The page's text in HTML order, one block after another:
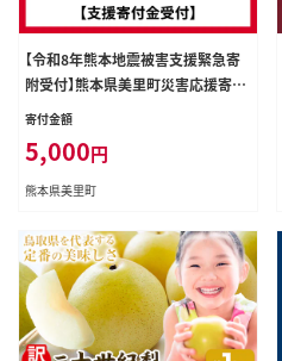
【令和8年熊本地震被害支援緊急寄
附受付】熊本県美里町災害応援寄附
金（返礼品はありません）
寄付金額
5,000円
熊本県美里町